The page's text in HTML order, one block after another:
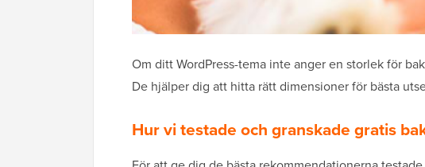
Om ditt WordPress-tema inte anger en storlek för
De hjälper dig att hitta rätt dimensioner för bästa
Hur vi testade och granskade gratis